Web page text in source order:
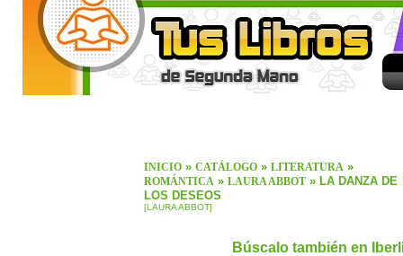
INICIO » CATÁLOGO » LITERATURA »
ROMÁNTICA » LAURA ABBOT » LA DANZA DE
LOS DESEOS
[LAURA ABBOT]
Búscalo también en